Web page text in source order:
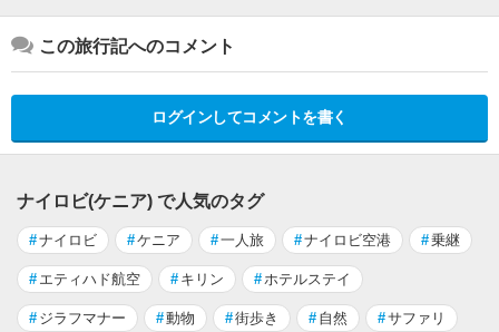
この旅行記へのコメント
ログインしてコメントを書く
ナイロビ(ケニア) で人気のタグ
#ナイロビ #ケニア #一人旅 #ナイロビ空港 #乗継
# エティハド航空 # キリン # ホテルステイ
# ジラフマナー #動物 #街歩き # 自然 #サファリ